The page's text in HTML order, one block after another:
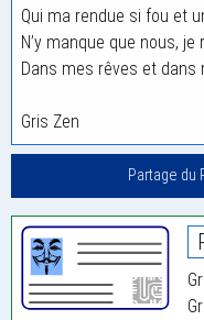
Qui ma rendue si fou et
N’y manque que nous, je
Dans mes rêves et dans
Gris Zen
Partage